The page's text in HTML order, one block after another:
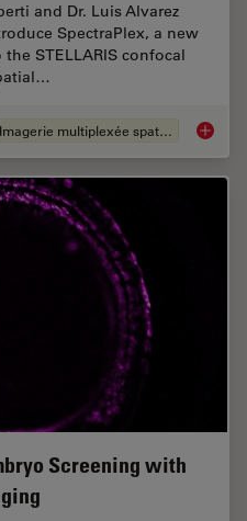
and Dr. Luis Alvarez
SpectraPlex, a new
STELLARIS confocal
Imagerie multiplexée spatiale How to
Screening with